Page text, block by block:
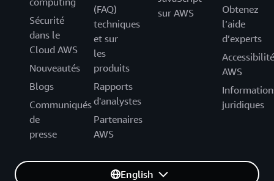
Sécurité
dans le
Cloud AWS
Nouveautés
Blogs
Communiqués
de
presse
(FAQ)
techniques
et sur
les
produits
Rapports
d'analystes
Partenaires
AWS
sur AWS
Obtenez
l’aide
d’experts
Accessibilité
AWS
juridiques
English